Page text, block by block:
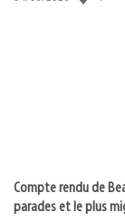
Compte rendu de
parades et le plus